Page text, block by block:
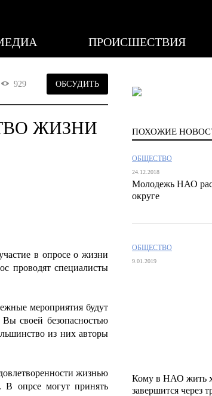
ПРОИСШЕСТВИЯ
929 ОБСУДИТЬ
ЖИЗНИ
в опросе о жизни
проводят специалисты
мероприятия будут
своей безопасностью
из них авторы
жизнью
В опрсе могут принять
ПОХОЖИЕ
ОБЩЕСТВО
24.12.2018
Молодежь НАО
округе
ОБЩЕСТВО
9.01.2019
Кому в НАО жить
завершится через